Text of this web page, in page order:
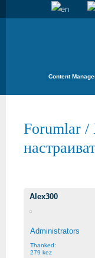
Content
Forumlar /
Alex300
Administrators
Thanked:
279 kez